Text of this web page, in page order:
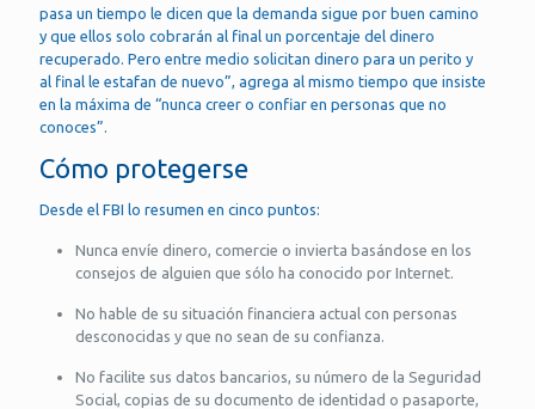
pasa un tiempo le dicen que la demanda sigue por buen camino
y que ellos solo cobrarán al final un porcentaje del dinero
recuperado. Pero entre medio solicitan dinero para un perito y
al final le estafan de nuevo”, agrega al mismo tiempo que insiste
en la máxima de “nunca creer o confiar en personas que no
conoces”.
Cómo protegerse
Desde el FBI lo resumen en cinco puntos:
Nunca envíe dinero, comercie o invierta basándose en los
consejos de alguien que sólo ha conocido por Internet.
No hable de su situación financiera actual con personas
desconocidas y que no sean de su confianza.
No facilite sus datos bancarios, su número de la Seguridad
Social, copias de su documento de identidad o pasaporte,